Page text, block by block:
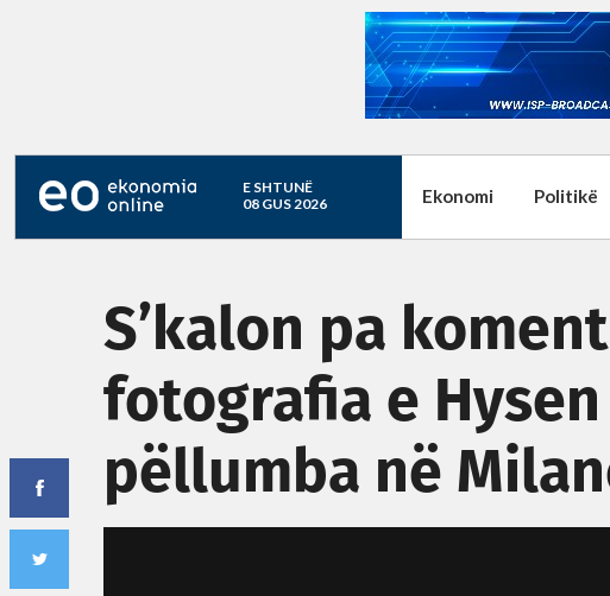
E SHTUNË
08 GUS 2026
Ekonomi Politikë
S’kalon pa
fotografia e
pëllumba në